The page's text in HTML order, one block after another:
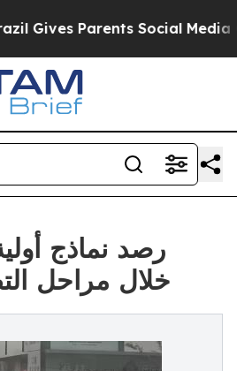
Parents Social Media
رصد نماذج
خلال مراحل